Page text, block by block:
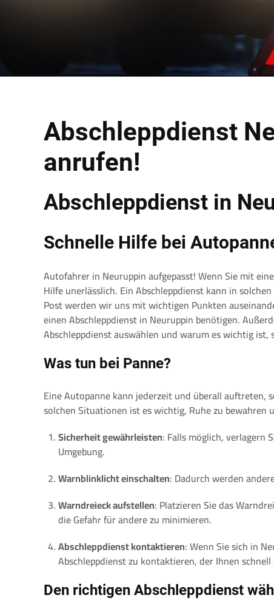
Abschleppdienst
anrufen!
Abschleppdienst in
Schnelle Hilfe bei
Autofahrer in Neuruppin aufgepasst! Wenn Sie mit
Hilfe unerlässlich. Ein Abschleppdienst kann in
Post werden wir uns mit wichtigen Punkten
einen Abschleppdienst in Neuruppin benötigen.
Abschleppdienst auswählen und warum es wichtig
Was tun bei Panne?
Eine Autopanne kann jederzeit und überall auftreten,
solchen Situationen ist es wichtig, Ruhe zu bewahren
Sicherheit gewährleisten: Falls möglich, verlagern
Umgebung.
Warnblinklicht einschalten: Dadurch werden
Warndreieck aufstellen: Platzieren Sie das
die Gefahr für andere zu minimieren.
Abschleppdienst kontaktieren: Wenn Sie sich in
Abschleppdienst zu kontaktieren, der Ihnen
Den richtigen Abschleppdienst